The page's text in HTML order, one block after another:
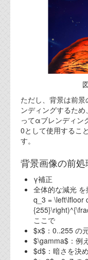
ただし、背景は前
ンディングするた
ってαブレンディン
0として使用するこ
す。
背景画像の前処
γ補正
全体的な減光
q_3 = \left\lfloor
ここで
$x$：0..255 の
$\gamma$：例
$d$：暗さを決